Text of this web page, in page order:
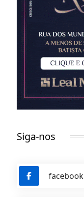
Siga-nos
facebook